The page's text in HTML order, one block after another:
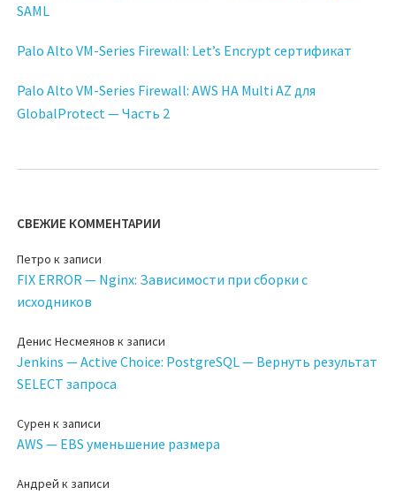
SAML
Palo Alto VM-Series Firewall: Let’s Encrypt сертификат
Palo Alto VM-Series Firewall: AWS HA Multi AZ для
GlobalProtect — Часть 2
СВЕЖИЕ КОММЕНТАРИИ
Петро к записи
FIX ERROR — Nginx: Зависимости при сборки с
исходников
Денис Несмеянов к записи
Jenkins — Active Choice: PostgreSQL — Вернуть результат
SELECT запроса
Сурен к записи
AWS — EBS уменьшение размера
Андрей к записи